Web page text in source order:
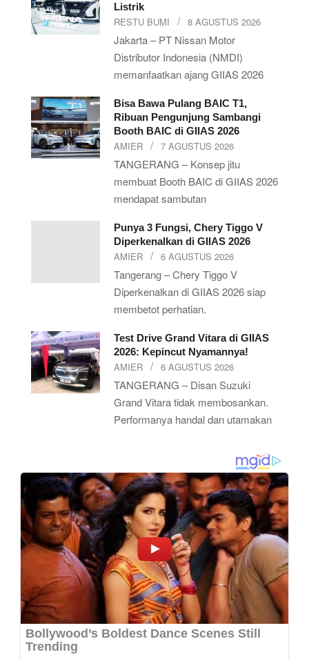
Listrik
RESTU BUMI 8 AGUSTUS 2026
Jakarta – PT Nissan Motor
Distributor Indonesia (NMDI)
memanfaatkan ajang GIIAS 2026
Bisa Bawa Pulang BAIC T1,
Ribuan Pengunjung Sambangi
Booth BAIC di GIIAS 2026
AMIER 7 AGUSTUS 2026
TANGERANG – Konsep jitu
membuat Booth BAIC di GIIAS 2026
mendapat sambutan
Punya 3 Fungsi, Chery Tiggo V
Diperkenalkan di GIIAS 2026
AMIER 6 AGUSTUS 2026
Tangerang – Chery Tiggo V
Diperkenalkan di GIIAS 2026 siap
membetot perhatian.
Test Drive Grand Vitara di GIIAS
2026: Kepincut Nyamannya!
AMIER 6 AGUSTUS 2026
TANGERANG – Disan Suzuki
Grand Vitara tidak membosankan.
Performanya handal dan utamakan